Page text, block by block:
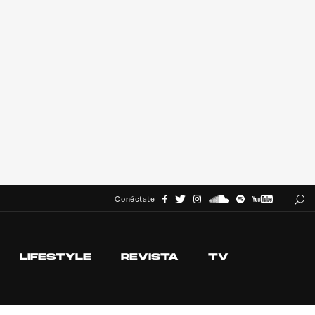
Conéctate
LIFESTYLE REVISTA TV